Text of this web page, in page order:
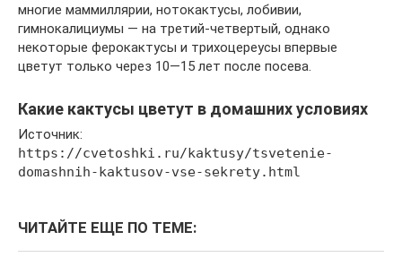
многие маммиллярии, нотокактусы, лобивии,
гимнокалициумы — на третий-четвертый, однако
некоторые ферокактусы и трихоцереусы впервые
цветут только через 10—15 лет после посева.
Какие кактусы цветут в домашних условиях
Источник:
https://cvetoshki.ru/kaktusy/tsvetenie-
domashnih-kaktusov-vse-sekrety.html
ЧИТАЙТЕ ЕЩЕ ПО ТЕМЕ: